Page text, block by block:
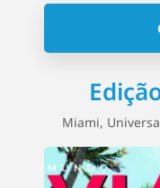
Miami,